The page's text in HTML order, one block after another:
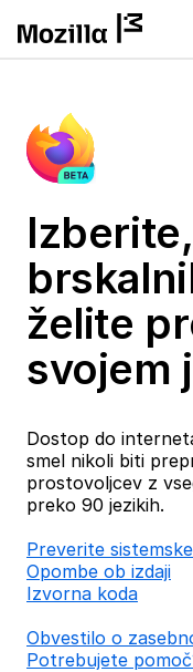
želite
svojem
Dostop do
smel nikoli biti
prostovoljcev z
preko 90 jezikih.
Preverite
Opombe ob izdaji
Izvorna koda
Obvestilo o
Potrebujete